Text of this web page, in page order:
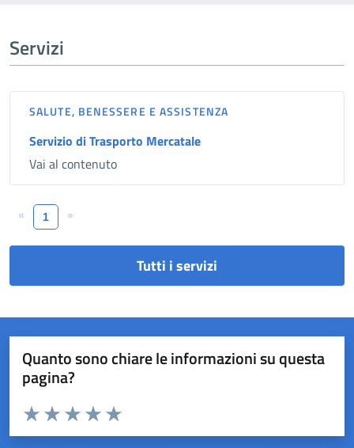
Servizi
SALUTE, BENESSERE E ASSISTENZA
Servizio di Trasporto Mercatale
Vai al contenuto
« 1 »
Tutti i servizi
Quanto sono chiare le informazioni su questa
pagina?
Valuta da 1 a 5 stelle la pagina
Valuta 5 stelle su 5
Valuta 4 stelle su 5
Valuta 3 stelle su 5
Valuta 2 stelle su 5
Valuta 1 stelle su 5